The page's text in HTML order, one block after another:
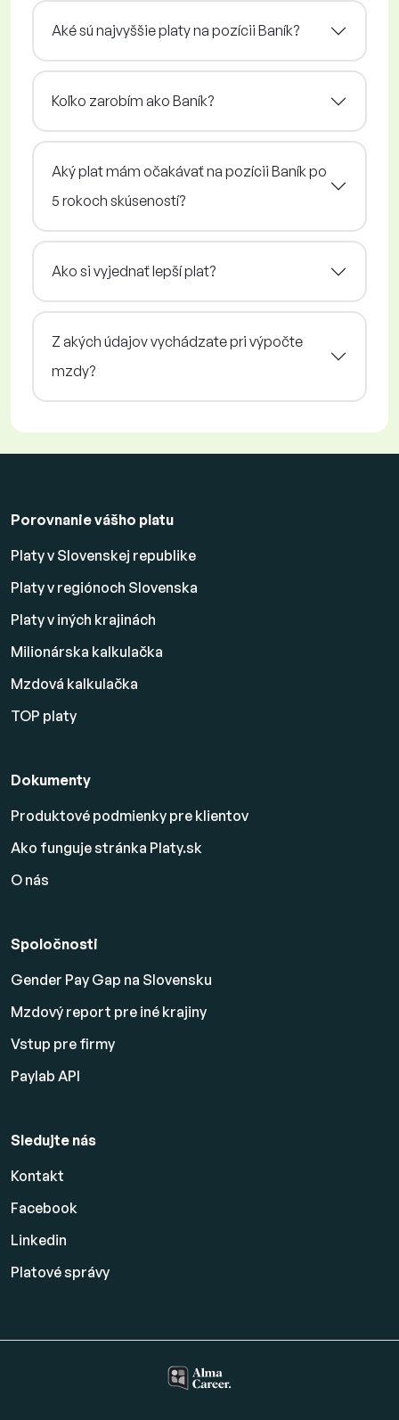
Aké sú najvyššie platy na pozícii Baník?
Koľko zarobím ako Baník?
Aký plat mám očakávať na pozícii Baník po
5 rokoch skúseností?
Ako si vyjednať lepší plat?
Z akých údajov vychádzate pri výpočte
mzdy?
Porovnanie vášho platu
Platy v Slovenskej republike
Platy v regiónoch Slovenska
Platy v iných krajinách
Milionárska kalkulačka
Mzdová kalkulačka
TOP platy
Dokumenty
Produktové podmienky pre klientov
Ako funguje stránka Platy.sk
O nás
Spoločnosti
Gender Pay Gap na Slovensku
Mzdový report pre iné krajiny
Vstup pre firmy
Paylab API
Sledujte nás
Kontakt
Facebook
Linkedin
Platovésprávy